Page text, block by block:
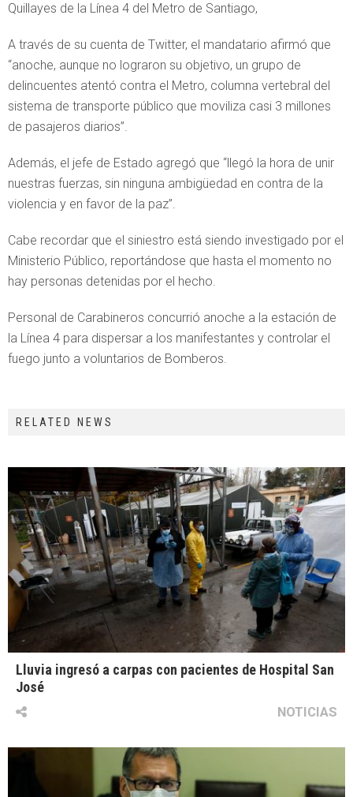
Quillayes de la Línea 4 del Metro de Santiago,
A través de su cuenta de Twitter, el mandatario afirmó que
“anoche, aunque no lograron su objetivo, un grupo de
delincuentes atentó contra el Metro, columna vertebral del
sistema de transporte público que moviliza casi 3 millones
de pasajeros diarios”.
Además, el jefe de Estado agregó que “llegó la hora de unir
nuestras fuerzas, sin ninguna ambigüedad en contra de la
violencia y en favor de la paz”.
Cabe recordar que el siniestro está siendo investigado por el
Ministerio Público, reportándose que hasta el momento no
hay personas detenidas por el hecho.
Personal de Carabineros concurrió anoche a la estación de
la Línea 4 para dispersar a los manifestantes y controlar el
fuego junto a voluntarios de Bomberos.
RELATED NEWS
Lluvia ingresó a carpas con pacientes de Hospital San
José
NOTICIAS